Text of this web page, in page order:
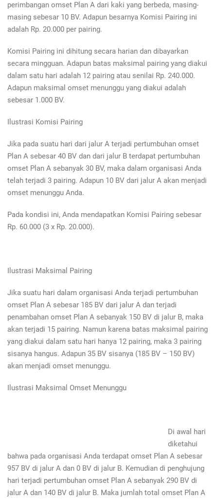
perimbangan omset Plan A dari kaki yang berbeda, masing-
masing sebesar 10 BV. Adapun besarnya Komisi Pairing ini
adalah Rp. 20.000 per pairing.
Komisi Pairing ini dihitung secara harian dan dibayarkan
secara mingguan. Adapun batas maksimal pairing yang diakui
dalam satu hari adalah 12 pairing atau senilai Rp. 240.000.
Adapun maksimal omset menunggu yang diakui adalah
sebesar 1.000 BV.
Ilustrasi Komisi Pairing
Jika pada suatu hari dari jalur A terjadi pertumbuhan omset
Plan A sebesar 40 BV dan dari jalur B terdapat pertumbuhan
omset Plan A sebanyak 30 BV, maka dalam organisasi Anda
telah terjadi 3 pairing. Adapun 10 BV dari jalur A akan menjadi
omset menunggu Anda.
Pada kondisi ini, Anda mendapatkan Komisi Pairing sebesar
Rp. 60.000 (3 x Rp. 20.000).
Ilustrasi Maksimal Pairing
Jika suatu hari dalam organisasi Anda terjadi pertumbuhan
omset Plan A sebesar 185 BV dari jalur A dan terjadi
penambahan omset Plan A sebanyak 150 BV di jalur B, maka
akan terjadi 15 pairing. Namun karena batas maksimal pairing
yang diakui dalam satu hari hanya 12 pairing, maka 3 pairing
sisanya hangus. Adapun 35 BV sisanya (185 BV – 150 BV)
akan menjadi omset menunggu.
Ilustrasi Maksimal Omset Menunggu
Di awal hari
diketahui
bahwa pada organisasi Anda terdapat omset Plan A sebesar
957 BV di jalur A dan 0 BV di jalur B. Kemudian di penghujung
hari terjadi pertumbuhan omset Plan A sebanyak 290 BV di
jalur A dan 140 BV di jalur B. Maka jumlah total omset Plan A